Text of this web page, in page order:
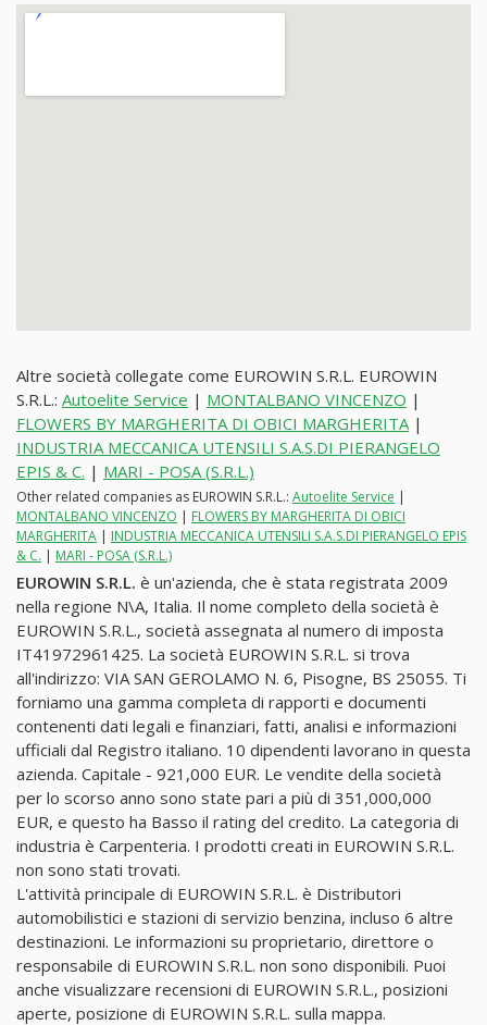
Altre società collegate come EUROWIN S.R.L. EUROWIN
S.R.L.: Autoelite Service | MONTALBANO VINCENZO |
FLOWERS BY MARGHERITA DI OBICI MARGHERITA|
INDUSTRIA MECCANICA UTENSILI S.A.S.DI PIERANGELO
EPIS & C. | MARI - POSA (S.R.L.)
Other related companies as EUROWIN S.R.L.: Autoelite Service |
MONTALBANO VINCENZO | FLOWERS BY MARGHERITA DI OBICI
MARGHERITA | INDUSTRIA MECCANICA UTENSILI S.A.S.DI PIERANGELO EPIS
& C. | MARI - POSA (S.R.L.)
EUROWIN S.R.L. è un'azienda, che è stata registrata 2009
nella regione N\A, Italia. Il nome completo della società è
EUROWIN S.R.L., società assegnata al numero di imposta
IT41972961425. La società EUROWIN S.R.L. si trova
all'indirizzo: VIA SAN GEROLAMO N. 6, Pisogne, BS 25055. Ti
forniamo una gamma completa di rapporti e documenti
contenenti dati legali e finanziari, fatti, analisi e informazioni
ufficiali dal Registro italiano. 10 dipendenti lavorano in questa
azienda. Capitale - 921,000 EUR. Le vendite della società
per lo scorso anno sono state pari a più di 351,000,000
EUR, e questo ha Basso il rating del credito. La categoria di
industria è Carpenteria. I prodotti creati in EUROWIN S.R.L.
non sono stati trovati.
L'attività principale di EUROWIN S.R.L. è Distributori
automobilistici e stazioni di servizio benzina, incluso 6 altre
destinazioni. Le informazioni su proprietario, direttore o
responsabile di EUROWIN S.R.L. non sono disponibili. Puoi
anche visualizzare recensioni di EUROWIN S.R.L., posizioni
aperte, posizione di EUROWIN S.R.L. sulla mappa.